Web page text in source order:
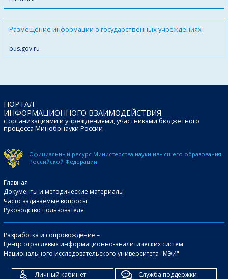
Размещение информации о государственных учреждениях
bus.gov.ru
ПОРТАЛ
ИНФОРМАЦИОННОГО ВЗАИМОДЕЙСТВИЯ
с организациями и учреждениями, участниками бюджетного
процесса Минобрнауки России
Официальный ресурс Министерства науки ивысшего образования
Российской Федерации
Главная
Документы и методические материалы
Часто задаваемые вопросы
Руководство пользователя
Разработка и сопровождение –
Центр отраслевых информационно-аналитических систем
Национального исследовательского университета "МЭИ"
Личный кабинет Служба поддержки